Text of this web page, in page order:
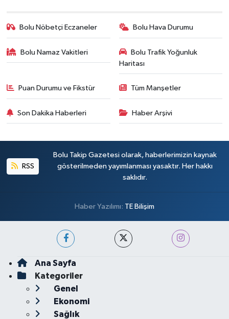
Bolu Nöbetçi Eczaneler Bolu Hava Durumu
Bolu Namaz Vakitleri
Bolu Trafik Yoğunluk
Haritası
Puan Durumu ve Fikstür Tüm Manşetler
Son Dakika Haberleri Haber Arşivi
RSS
Bolu Takip Gazetesi olarak, haberlerimizin kaynak
gösterilmeden yayımlanması yasaktır. Her hakkı
saklıdır.
Haber Yazılımı: TE Bilişim
Ana Sayfa
Kategoriler
Genel
Ekonomi
Sağlık